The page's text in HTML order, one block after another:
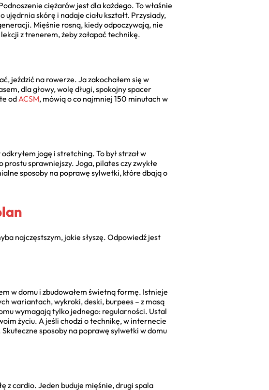
ciężarów jest dla każdego. To właśnie
ujędrnia skórę i nadaje ciału kształt. Przysiady,
Mięśnie rosną, kiedy odpoczywają, nie
z trenerem, żeby załapać technikę.
jeździć na rowerze. Ja zakochałem się w
dla głowy, wolę długi, spokojny spacer
odACSM, mówią o co najmniej 150 minutach w
jogę i stretching. To był strzał w
prostu sprawniejszy. Joga, pilates czy zwykłe
sposoby na poprawę sylwetki, które dbają o
najczęstszym, jakie słyszę. Odpowiedź jest
w domu i zbudowałem świetną formę. Istnieje
wariantach, wykroki, deski, burpees – z masą
wymagają tylko jednego: regularności. Ustal
życiu. A jeśli chodzi o technikę, w internecie
sposoby na poprawę sylwetki w domu
z cardio. Jeden buduje mięśnie, drugi spala